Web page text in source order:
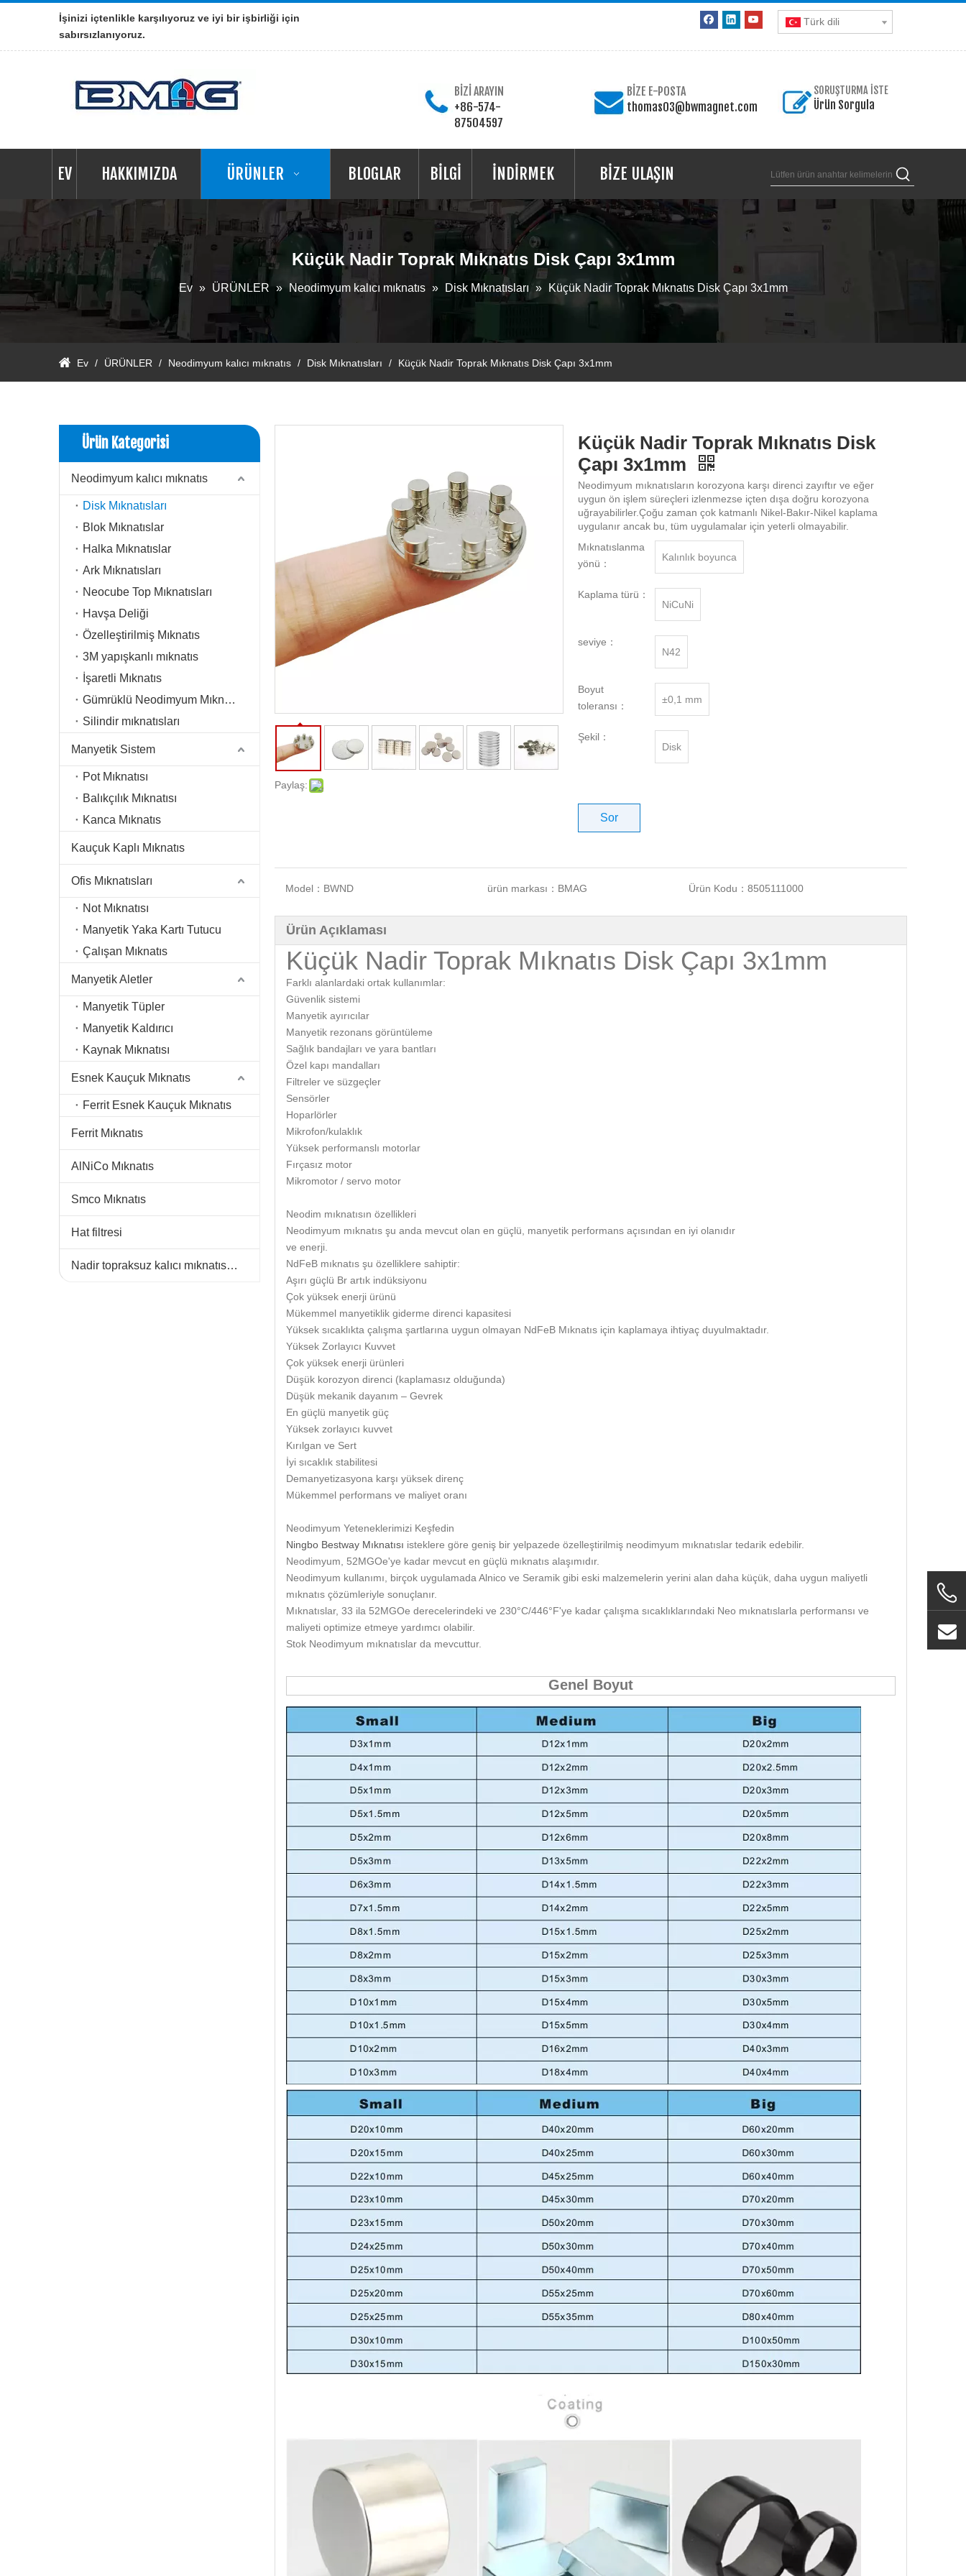
İşinizi içtenlikle karşılıyoruz ve iyi bir işbirliği için
sabırsızlanıyoruz.
Türk dili
BİZİ ARAYIN
+86-574-
87504597
BİZE E-POSTA
thomas03@bwmagnet.com
SORUŞTURMA İSTE
Ürün Sorgula
EV HAKKIMIZDA ÜRÜNLER BLOGLAR BİLGİ İNDİRMEK BİZE ULAŞIN
Küçük Nadir Toprak Mıknatıs Disk Çapı 3x1mm
Ev » ÜRÜNLER » Neodimyum kalıcı mıknatıs » Disk Mıknatısları » Küçük Nadir Toprak Mıknatıs Disk Çapı 3x1mm
Ev / ÜRÜNLER / Neodimyum kalıcı mıknatıs / Disk Mıknatısları / Küçük Nadir Toprak Mıknatıs Disk Çapı 3x1mm
Ürün Kategorisi
Neodimyum kalıcı mıknatıs
Disk Mıknatısları
Blok Mıknatıslar
Halka Mıknatıslar
Ark Mıknatısları
Neocube Top Mıknatısları
Havşa Deliği
Özelleştirilmiş Mıknatıs
3M yapışkanlı mıknatıs
İşaretli Mıknatıs
Gümrüklü Neodimyum Mıknatıs
Silindir mıknatısları
Manyetik Sistem
Pot Mıknatısı
Balıkçılık Mıknatısı
Kanca Mıknatıs
Kauçuk Kaplı Mıknatıs
Ofis Mıknatısları
Not Mıknatısı
Manyetik Yaka Kartı Tutucu
Çalışan Mıknatıs
Manyetik Aletler
Manyetik Tüpler
Manyetik Kaldırıcı
Kaynak Mıknatısı
Esnek Kauçuk Mıknatıs
Ferrit Esnek Kauçuk Mıknatıs
Ferrit Mıknatıs
AlNiCo Mıknatıs
Smco Mıknatıs
Hat filtresi
Nadir topraksuz kalıcı mıknatıslar
Paylaş:
Küçük Nadir Toprak Mıknatıs Disk
Çapı 3x1mm
Neodimyum mıknatısların korozyona karşı direnci zayıftır ve eğer
uygun ön işlem süreçleri izlenmezse içten dışa doğru korozyona
uğrayabilirler.Çoğu zaman çok katmanlı Nikel-Bakır-Nikel kaplama
uygulanır ancak bu, tüm uygulamalar için yeterli olmayabilir.
Mıknatıslanma
yönü：
Kalınlık boyunca
Kaplama türü：
NiCuNi
seviye：
N42
Boyut
toleransı：
±0,1 mm
Şekil：
Disk
Sor
Model： BWND ürün markası： BMAG Ürün Kodu： 8505111000
Ürün Açıklaması
Küçük Nadir Toprak Mıknatıs Disk Çapı 3x1mm
Farklı alanlardaki ortak kullanımlar:
Güvenlik sistemi
Manyetik ayırıcılar
Manyetik rezonans görüntüleme
Sağlık bandajları ve yara bantları
Özel kapı mandalları
Filtreler ve süzgeçler
Sensörler
Hoparlörler
Mikrofon/kulaklık
Yüksek performanslı motorlar
Fırçasız motor
Mikromotor / servo motor
Neodim mıknatısın özellikleri
Neodimyum mıknatıs şu anda mevcut olan en güçlü, manyetik performans açısından en iyi olanıdır
ve enerji.
NdFeB mıknatıs şu özelliklere sahiptir:
Aşırı güçlü Br artık indüksiyonu
Çok yüksek enerji ürünü
Mükemmel manyetiklik giderme direnci kapasitesi
Yüksek sıcaklıkta çalışma şartlarına uygun olmayan NdFeB Mıknatıs için kaplamaya ihtiyaç duyulmaktadır.
Yüksek Zorlayıcı Kuvvet
Çok yüksek enerji ürünleri
Düşük korozyon direnci (kaplamasız olduğunda)
Düşük mekanik dayanım – Gevrek
En güçlü manyetik güç
Yüksek zorlayıcı kuvvet
Kırılgan ve Sert
İyi sıcaklık stabilitesi
Demanyetizasyona karşı yüksek direnç
Mükemmel performans ve maliyet oranı
Neodimyum Yeteneklerimizi Keşfedin
Ningbo Bestway Mıknatısı isteklere göre geniş bir yelpazede özelleştirilmiş neodimyum mıknatıslar tedarik edebilir.
Neodimyum, 52MGOe'ye kadar mevcut en güçlü mıknatıs alaşımıdır.
Neodimyum kullanımı, birçok uygulamada Alnico ve Seramik gibi eski malzemelerin yerini alan daha küçük, daha uygun maliyetli
mıknatıs çözümleriyle sonuçlanır.
Mıknatıslar, 33 ila 52MGOe derecelerindeki ve 230°C/446°F'ye kadar çalışma sıcaklıklarındaki Neo mıknatıslarla performansı ve
maliyeti optimize etmeye yardımcı olabilir.
Stok Neodimyum mıknatıslar da mevcuttur.
Genel Boyut